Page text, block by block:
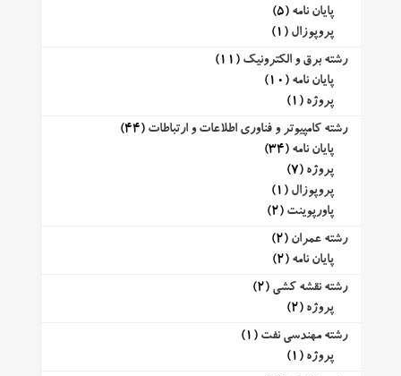
پایان نامه (5)
پروپوزال (1)
رشته برق و الکترونیک (11)
پایان نامه (10)
پروژه (1)
رشته کامپیوتر و فناوری اطلاعات و ارتباطات (44)
پایان نامه (34)
پروژه (7)
پروپوزال (1)
پاورپوینت (2)
رشته عمران (2)
پایان نامه (2)
رشته نقشه کشی (2)
پروژه (2)
رشته مهندسی نفت (1)
پروژه (1)